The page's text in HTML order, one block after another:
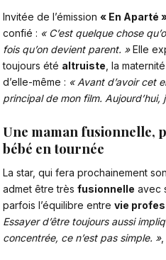
Invitée de l’émission « En Aparté
confié : « C’est quelque chose
fois qu’on devient parent. »Elle
toujours été altruiste , la
d’elle-même : « Avant d’avoir cet
principal de mon film. Aujourd’hui,
Une maman fusionnelle,
bébé en tournée
La star, qui fera prochainement
admet être très fusionnelle avec
parfois l’équilibre entre vie
Essayer d’être toujours aussi
concentrée, ce n’est pas simple. »,